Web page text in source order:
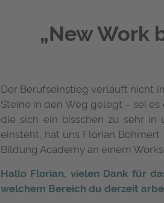
„New Work
Der Berufseinstieg verläuft nicht
Steine in den Weg gelegt – sei
die sich ein bisschen zu sehr in
einsteht, hat uns Florian
Bildung Academy an einem
Hallo Florian, vielen Dank für
welchem Bereich du derzeit